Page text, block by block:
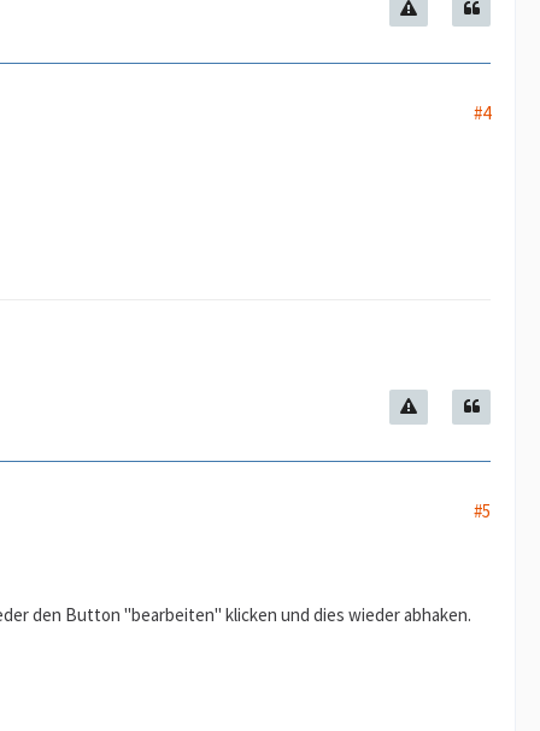
#4
#5
den Button "bearbeiten" klicken und dies wieder abhaken.